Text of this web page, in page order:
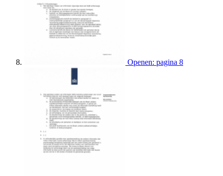
Openen: pagina 8